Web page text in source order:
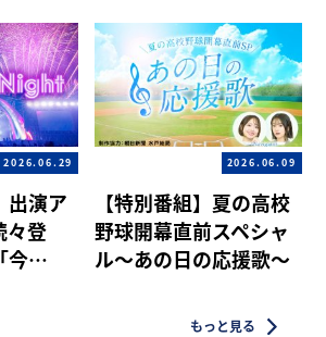
2026.06.29
出演ア
々登
今…
2026.06.09
【特別番組】夏の高校
野球開幕直前スペシャ
ル〜あの日の応援歌〜
もっと見る